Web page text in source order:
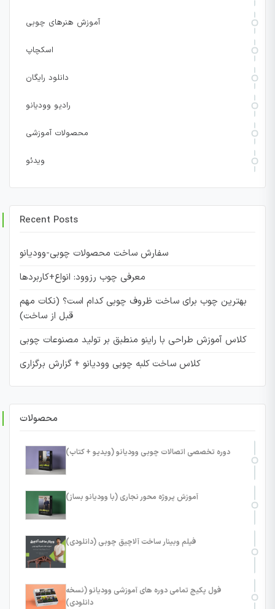
آموزش هنرهای چوبی
اسکچاپ
دانلود رایگان
رادیو وودیانو
محصولات آموزشی
ویدئو
Recent Posts
سفارش ساخت محصولات چوبی-وودیانو
معرفی چوب رزوود: انواع+کاربردها
بهترین چوب برای ساخت ظروف چوبی کدام است؟ (نکات مهم
قبل از ساخت)
کلاس آموزش طراحی با راینو منطبق بر تولید مصنوعات چوبی
کلاس ساخت کلبه چوبی وودیانو + گزارش برگزاری
محصولات
دوره تخصصی اتصالات چوبی وودیانو (ویدیو + کتاب)
آموزش پروژه محور نجاری (با وودیانو بساز)
فیلم وبینار ساخت آلاچیق چوبی (دانلودی)
فول پکیج تمامی دوره های آموزشی وودیانو (نسخه
دانلودی)